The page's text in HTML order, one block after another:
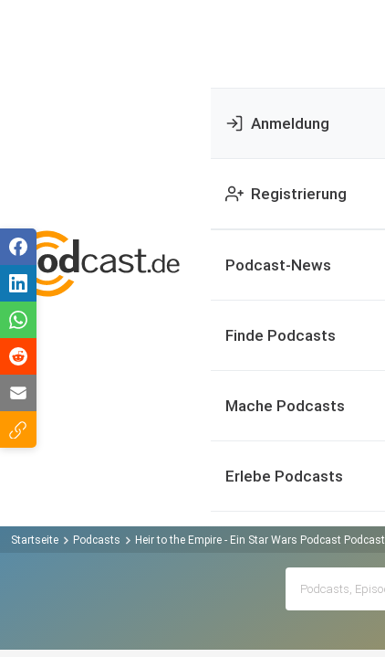
Anmeldung
Registrierung
Podcast-News
Finde Podcasts
Mache Podcasts
Erlebe Podcasts
Startseite Podcasts Heir to the Empire - Ein Star Wars Podcast Podcast